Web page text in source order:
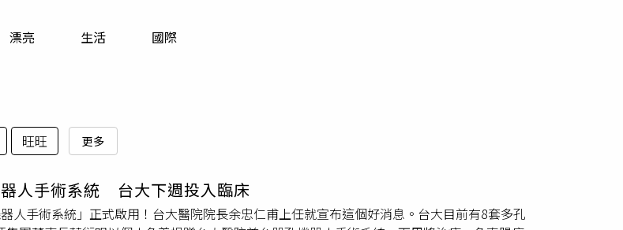
運勢
漂亮 生活 國際
旺旺 更多
人手術系統 台大下週投入臨床
人手術系統」正式啟用！台大醫院院長余忠仁甫上任就宣布這個好消息。台大目前有8套多孔